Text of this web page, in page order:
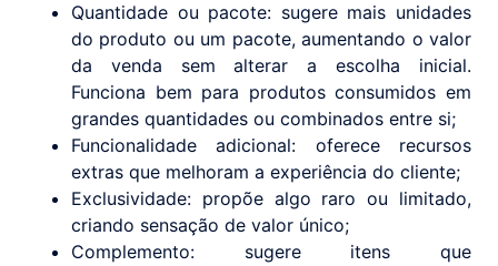
Quantidade ou pacote: sugere mais unidades
do produto ou um pacote, aumentando o valor
da venda sem alterar a escolha inicial.
Funciona bem para produtos consumidos em
grandes quantidades ou combinados entre si;
Funcionalidade adicional: oferece recursos
extras que melhoram a experiência do cliente;
Exclusividade: propõe algo raro ou limitado,
criando sensação de valor único;
Complemento: sugere itens que